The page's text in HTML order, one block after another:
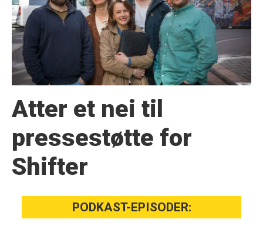
Atter et nei til
presse­støtte for
Shifter
PODKAST-EPISODER: